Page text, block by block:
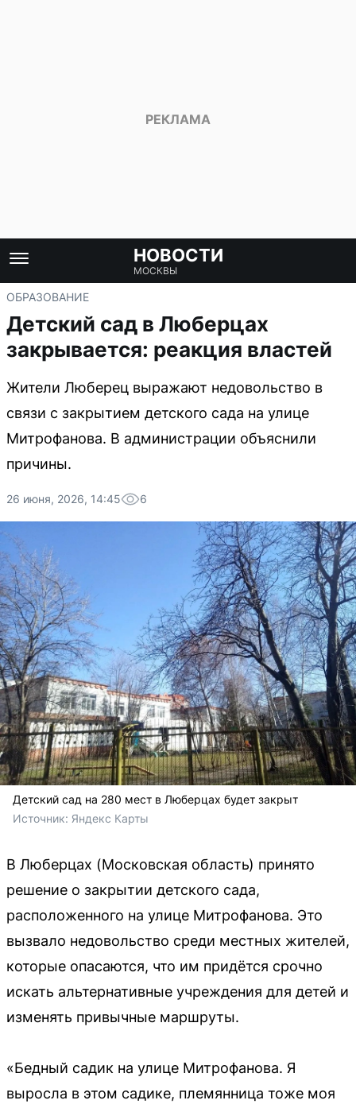
НОВОСТИ
МОСКВЫ
ОБРАЗОВАНИЕ
Детский сад в Люберцах
закрывается: реакция властей
Жители Люберец выражают недовольство в
связи с закрытием детского сада на улице
Митрофанова. В администрации объяснили
причины.
26 июня, 2026, 14:45 6
Детский сад на 280 мест в Люберцах будет закрыт
Источник: Яндекс Карты
В Люберцах (Московская область) принято
решение о закрытии детского сада,
расположенного на улице Митрофанова. Это
вызвало недовольство среди местных жителей,
которые опасаются, что им придётся срочно
искать альтернативные учреждения для детей и
изменять привычные маршруты.
«Бедный садик на улице Митрофанова. Я
выросла в этом садике, племянница тоже моя